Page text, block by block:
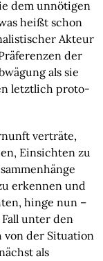
dem unnötigen
heißt schon
Akteur
der
als sie
letztlich proto-
verträte,
Einsichten zu
erkennen und
hinge nun –
unter den
von der Situation
als